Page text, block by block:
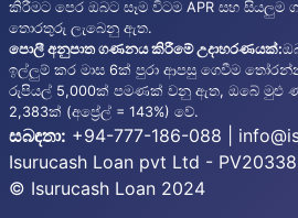
නම්‍යශීලී භාවිතය.Isuru
මඟින් ඔබට නියමිත වේලාවට
නැවත නැවත මුදල් ආපසු
ඕනෑම දෙයක් සඳහා මුදල්
ණය ඉතිහාසයක් අවශ්‍ය නොවේ.
ඉතිහාසයක් නොමැති වුවද,
මුදල් ලබා දිය හැක.
ඉක්මන් තීරණ ක්‍රියාවලිය.
කිරීමට පෙර ඔබට සෑම විටම APR සහ සියලුම
තොරතුරු ලැබෙනු ඇත.
පොලී අනුපාත ගණනය කිරීමේ උදාහරණයක්:
ඉල්ලුම් කර මාස 6ක් පුරා ආපසු ගෙවීම
රුපියල් 5,000ක් පමණක් වනු ඇත, ඔබේ මුළු
2,383ක් (අප්‍රේල් = 143%) වේ.
සබඳතා: +94-777-186-088 |
Isurucash Loan pvt Ltd -
© Isurucash Loan 2024